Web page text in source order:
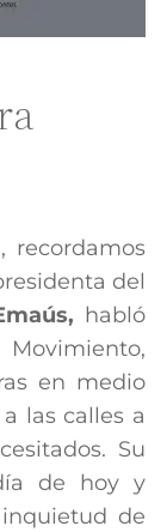
recordamos
del
habló
en medio
las calles a
Su
de hoy y
de